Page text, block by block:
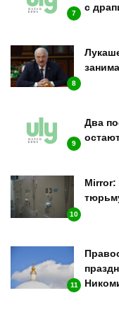
7
с
8
9
Два
10
11